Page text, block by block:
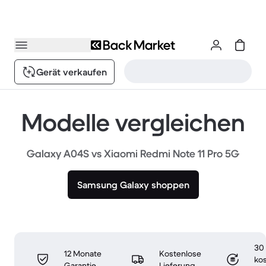
Gerät verkaufen
Modelle vergleichen
Galaxy A04S vs Xiaomi Redmi Note 11 Pro 5G
Samsung Galaxy shoppen
12 Monate
Kostenlose
30